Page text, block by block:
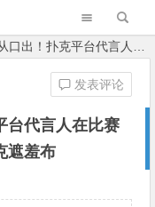
言人在比赛直播中吐槽甲方，撕开线上扑克遮羞布
台代言人在比赛
遮羞布
发表评论